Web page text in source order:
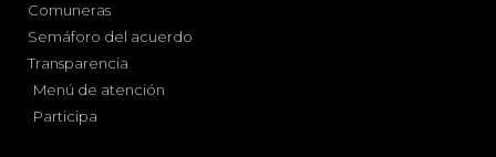
Comuneras
Semáforo del acuerdo
Transparencia
Menú de atención
Participa